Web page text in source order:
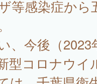
等感染症から
、今後（2023
型コロナウイ